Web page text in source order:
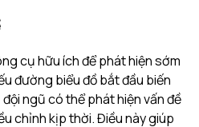
cụ hữu ích để phát hiện sớm
đường biểu đồ bắt đầu biến
ngũ có thể phát hiện vấn đề
chỉnh kịp thời. Điều này giúp